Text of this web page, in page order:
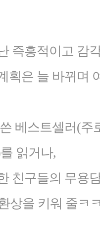
즉흥적이고 감
획은 늘 바뀌며
베스트셀러(주
읽거나,
친구들의 무용
상을 키워 줄ㅋ